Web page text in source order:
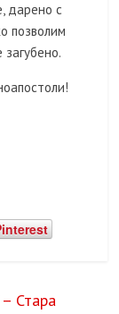
дарено с
позволим
Стара